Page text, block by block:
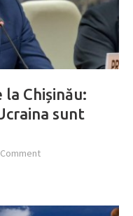
Chișinău:
sunt
Comment